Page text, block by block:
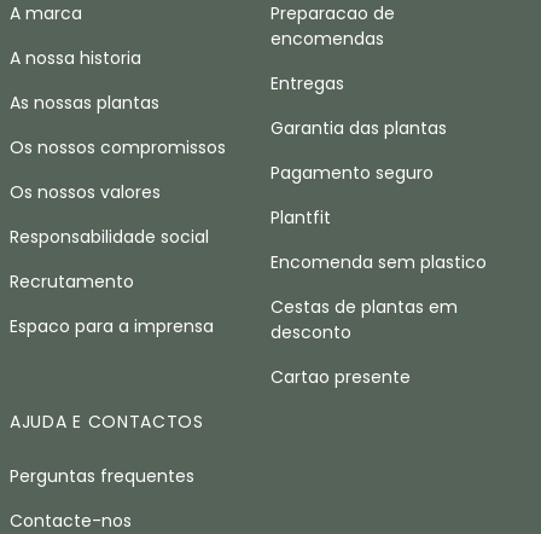
A marca
A nossa historia
As nossas plantas
Os nossos compromissos
Os nossos valores
Responsabilidade social
Recrutamento
Espaco para a imprensa
Preparacao de
encomendas
Entregas
Garantia das plantas
Pagamento seguro
Plantfit
Encomenda sem plastico
Cestas de plantas em
desconto
Cartao presente
AJUDA E CONTACTOS
Perguntas frequentes
Contacte-nos